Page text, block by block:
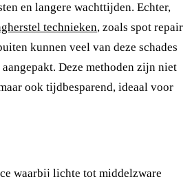
en langere wachttijden. Echter,
technieken, zoals spot repair
kunnen veel van deze schades
Deze methoden zijn niet
ook tijdbesparend, ideaal voor
waarbij lichte tot middelzware